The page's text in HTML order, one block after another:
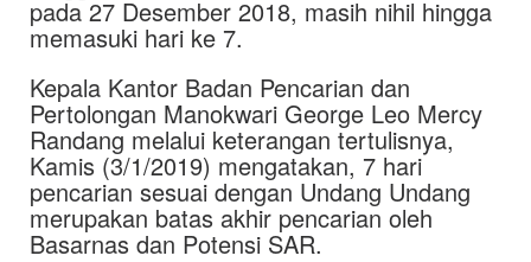
pada 27 Desember 2018, masih nihil hingga
memasuki hari ke 7.
Kepala Kantor Badan Pencarian dan
Pertolongan Manokwari George Leo Mercy
Randang melalui keterangan tertulisnya,
Kamis (3/1/2019) mengatakan, 7 hari
pencarian sesuai dengan Undang Undang
merupakan batas akhir pencarian oleh
Basarnas dan Potensi SAR.